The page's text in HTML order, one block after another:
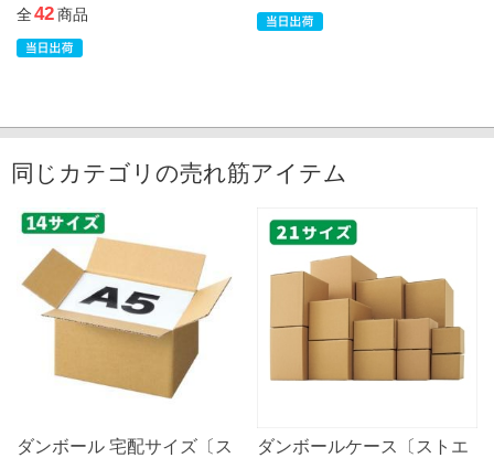
全42商品
同じカテゴリの売れ筋アイテム
ダンボール 宅配サイズ〔ス ダンボールケース〔ストエ